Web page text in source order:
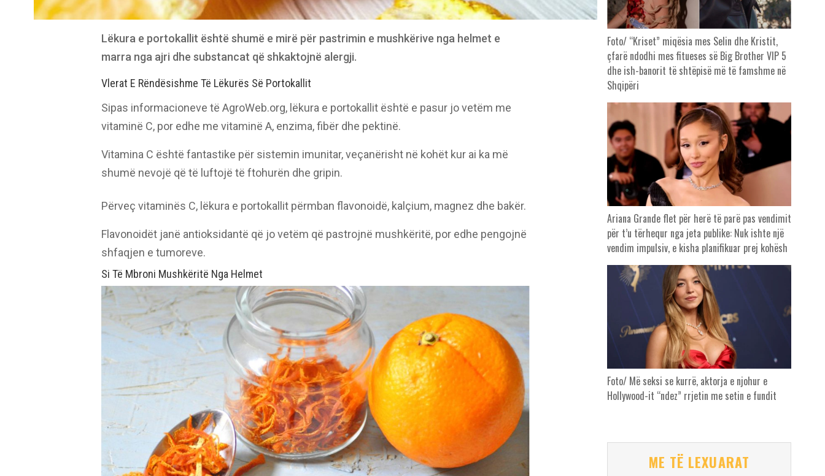
Lëkura e portokallit është shumë e mirë për pastrimin e mushkërive nga helmet e
marra nga ajri dhe substancat që shkaktojnë alergji.
Vlerat E Rëndësishme Të Lëkurës Së Portokallit
Sipas informacioneve të AgroWeb.org, lëkura e portokallit është e pasur jo vetëm me
vitaminë C, por edhe me vitaminë A, enzima, fibër dhe pektinë.
Vitamina C është fantastike për sistemin imunitar, veçanërisht në kohët kur ai ka më
shumë nevojë që të luftojë të ftohurën dhe gripin.
Përveç vitaminës C, lëkura e portokallit përmban flavonoidë, kalçium, magnez dhe bakër.
Flavonoidët janë antioksidantë që jo vetëm që pastrojnë mushkëritë, por edhe pengojnë
shfaqjen e tumoreve.
Si Të Mbroni Mushkëritë Nga Helmet
Foto/ “Kriset” miqësia mes Selin dhe Kristit,
çfarë ndodhi mes fitueses së Big Brother VIP 5
dhe ish-banorit të shtëpisë më të famshme në
Shqipëri
Ariana Grande flet për herë të parë pas vendimit
për t’u tërhequr nga jeta publike: Nuk ishte një
vendim impulsiv, e kisha planifikuar prej kohësh
Foto/ Më seksi se kurrë, aktorja e njohur e
Hollywood-it “ndez” rrjetin me setin e fundit
ME TË LEXUARAT